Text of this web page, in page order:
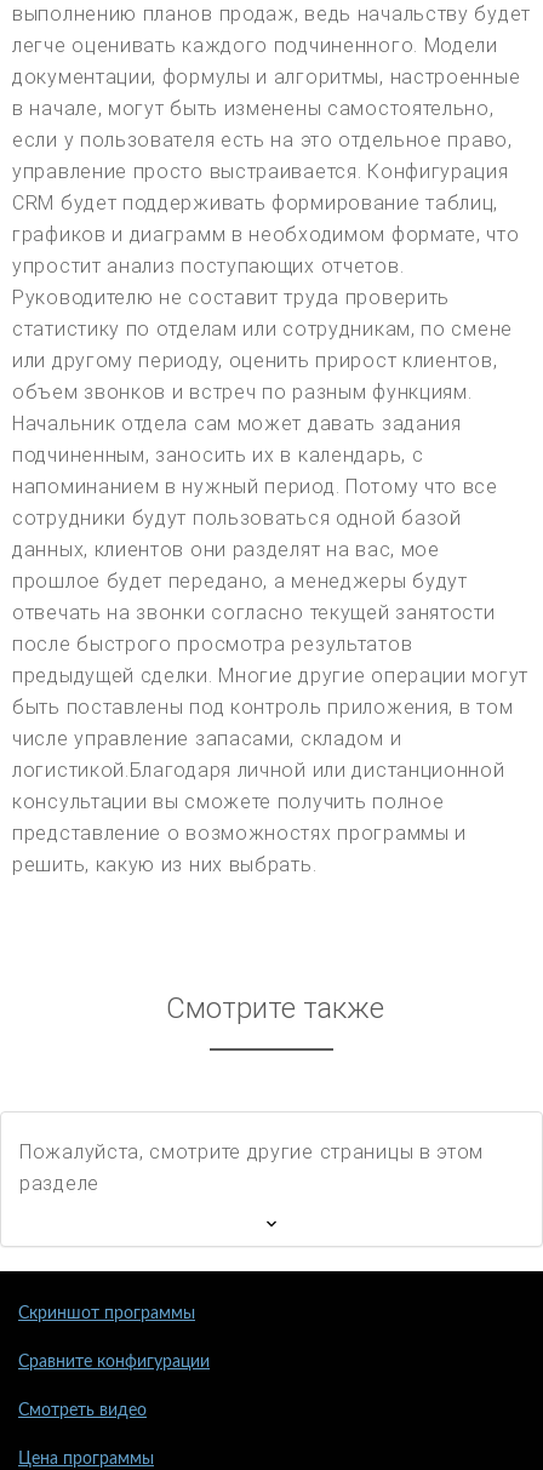
выполнению планов продаж, ведь начальству будет
легче оценивать каждого подчиненного. Модели
документации, формулы и алгоритмы, настроенные
в начале, могут быть изменены самостоятельно,
если у пользователя есть на это отдельное право,
управление просто выстраивается. Конфигурация
CRM будет поддерживать формирование таблиц,
графиков и диаграмм в необходимом формате, что
упростит анализ поступающих отчетов.
Руководителю не составит труда проверить
статистику по отделам или сотрудникам, по смене
или другому периоду, оценить прирост клиентов,
объем звонков и встреч по разным функциям.
Начальник отдела сам может давать задания
подчиненным, заносить их в календарь, с
напоминанием в нужный период. Потому что все
сотрудники будут пользоваться одной базой
данных, клиентов они разделят на вас, мое
прошлое будет передано, а менеджеры будут
отвечать на звонки согласно текущей занятости
после быстрого просмотра результатов
предыдущей сделки. Многие другие операции могут
быть поставлены под контроль приложения, в том
числе управление запасами, складом и
логистикой.Благодаря личной или дистанционной
консультации вы сможете получить полное
представление о возможностях программы и
решить, какую из них выбрать.
Смотрите также
Пожалуйста, смотрите другие страницы в этом
разделе
Скриншот программы
Сравните конфигурации
Смотреть видео
Цена программы